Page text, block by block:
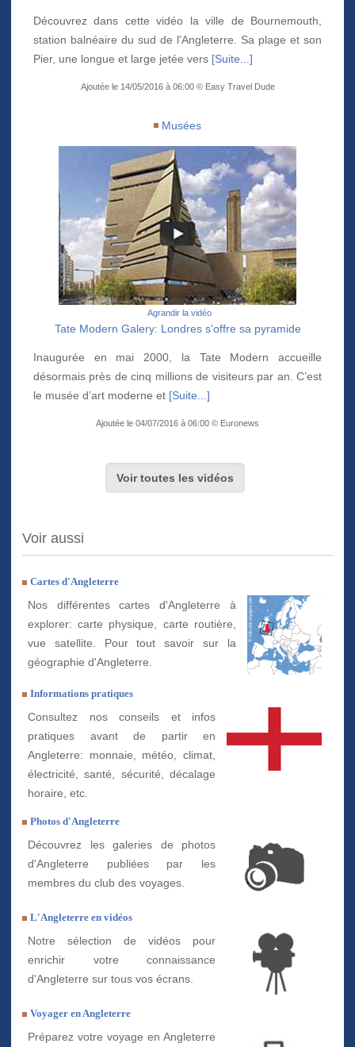
Découvrez dans cette vidéo la ville de Bournemouth,
station balnéaire du sud de l'Angleterre. Sa plage et son
Pier, une longue et large jetée vers [Suite...]
Ajoutée le 14/05/2016 à 06:00 © Easy Travel Dude
Musées
Agrandir la vidéo
Tate Modern Galery: Londres s'offre sa pyramide
Inaugurée en mai 2000, la Tate Modern accueille
désormais près de cinq millions de visiteurs par an. C’est
le musée d’art moderne et [Suite...]
Ajoutée le 04/07/2016 à 06:00 © Euronews
Voir toutes les vidéos
Voir aussi
Cartes d'Angleterre
Nos différentes cartes d'Angleterre à
explorer: carte physique, carte routière,
vue satellite. Pour tout savoir sur la
géographie d'Angleterre.
Informations pratiques
Consultez nos conseils et infos
pratiques avant de partir en
Angleterre: monnaie, météo, climat,
électricité, santé, sécurité, décalage
horaire, etc.
Photos d'Angleterre
Découvrez les galeries de photos
d'Angleterre publiées par les
membres du club des voyages.
L'Angleterre en vidéos
Notre sélection de vidéos pour
enrichir votre connaissance
d'Angleterre sur tous vos écrans.
Voyager en Angleterre
Préparez votre voyage en Angleterre